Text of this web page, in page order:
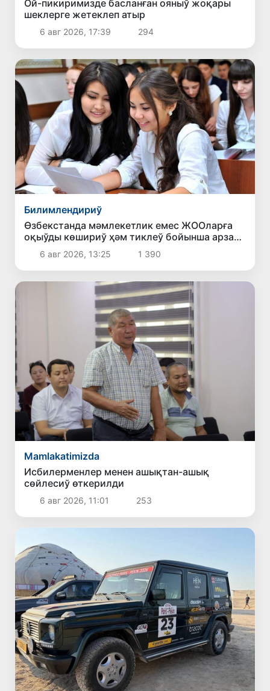
Ой-пикиримизде басланған ояныў жоқары
шеклерге жетеклеп атыр
6 авг 2026, 17:39 294
Билимлендириў
Өзбекстанда мәмлекетлик емес ЖООларға
оқыўды көшириў ҳәм тиклеў бойынша арза
бериў мүддети 10-августқа шекем
создырылды
6 авг 2026, 13:25 1 390
Mamlakatimizda
Исбилерменлер менен ашықтан-ашық
сөйлесиў өткерилди
6 авг 2026, 11:01 253